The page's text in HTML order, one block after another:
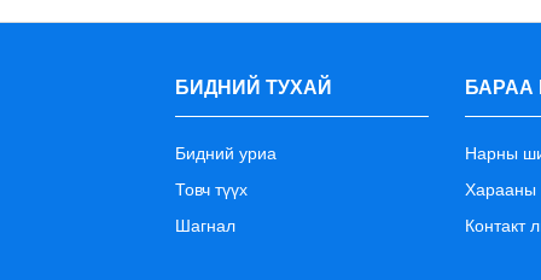
БИДНИЙ ТУХАЙ
Бидний уриа
Товч түүх
Шагнал
БАРАА
Нарны
Харааны
Контакт